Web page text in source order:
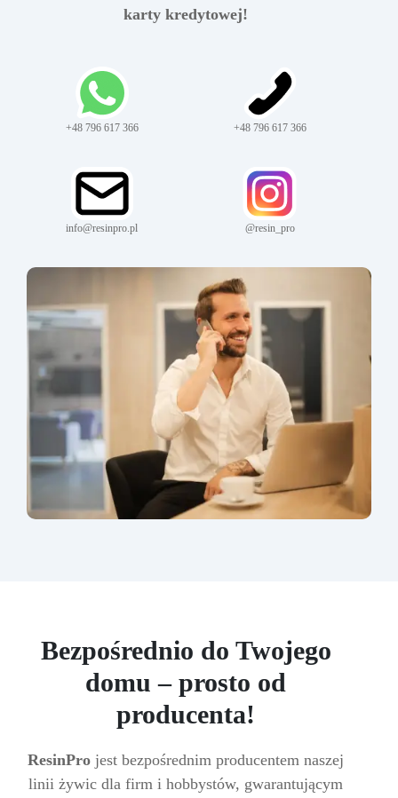
karty kredytowej!
+48 796 617 366 +48 796 617 366
info@resinpro.pl @resin_pro
Bezpośrednio do Twojego
domu – prosto od
producenta!
ResinPro jest bezpośrednim producentem naszej
linii żywic dla firm i hobbystów, gwarantującym